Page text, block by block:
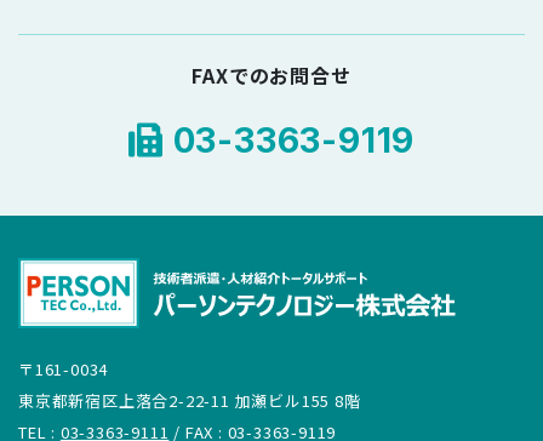
FAXでのお問合せ
03-3363-9119
〒161-0034
東京都新宿区上落合2-22-11 加瀬ビル155 8階
TEL : 03-3363-9111 / FAX : 03-3363-9119